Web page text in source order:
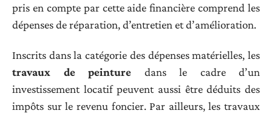
pris en compte par cette aide financière comprend les
dépenses de réparation, d’entretien et d’amélioration.
Inscrits dans la catégorie des dépenses matérielles, les
travaux de peinture dans le cadre d’un
investissement locatif peuvent aussi être déduits des
impôts sur le revenu foncier. Par ailleurs, les travaux